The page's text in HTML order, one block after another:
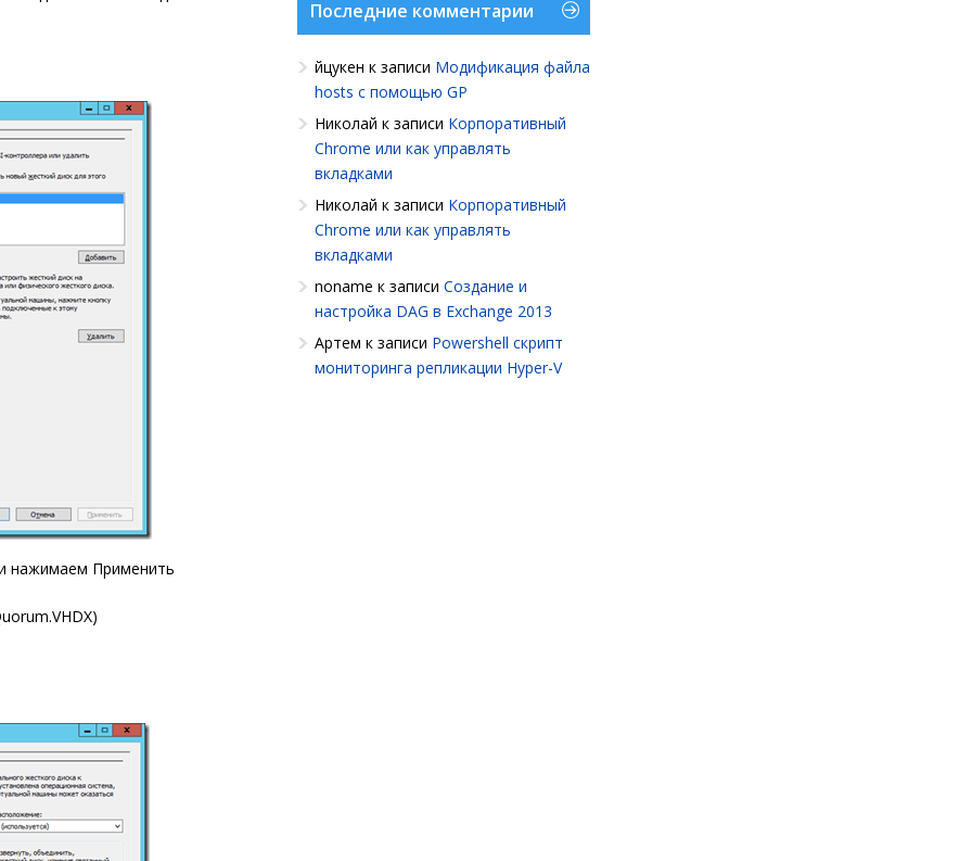
нажимаем Применить
VHDX)
Последние комментарии
йцукен к записи Модификация файла
hosts с помощью GP
Николай к записи Корпоративный
Chrome или как управлять
вкладками
Николай к записи Корпоративный
Chrome или как управлять
вкладками
noname к записи Создание и
настройка DAG в Exchange 2013
Артем к записи Powershell cкрипт
мониторинга репликации Hyper-V